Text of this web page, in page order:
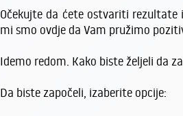
Očekujte da ćete ostvariti rezultate
mi smo ovdje da Vam pružimo
Idemo redom. Kako biste željeli da
Da biste započeli, izaberite opcije: